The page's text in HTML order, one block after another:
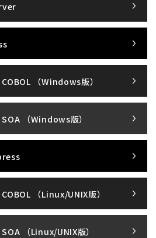
（Windows版）
（Windows版）
（Linux/UNIX版）
（Linux/UNIX版）